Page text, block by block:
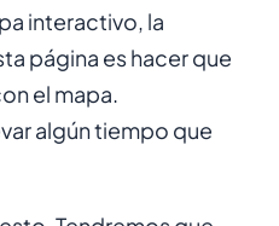
interactivo, la
página es hacer que
el mapa.
algún tiempo que